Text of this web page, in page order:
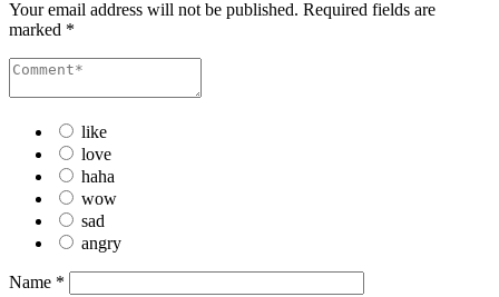
Your email address will not be published. Required fields are
marked *
like
love
haha
wow
sad
angry
Name *